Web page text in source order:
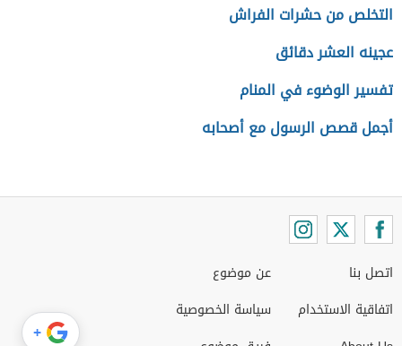
التخلص من حشرات الفراش
عجينه العشر دقائق
تفسير الوضوء في المنام
أجمل قصص الرسول مع أصحابه
اتصل بنا
اتفاقية الاستخدام
عن موضوع
سياسة الخصوصية
+